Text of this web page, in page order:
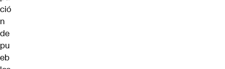
ció
n
de
pu
eb